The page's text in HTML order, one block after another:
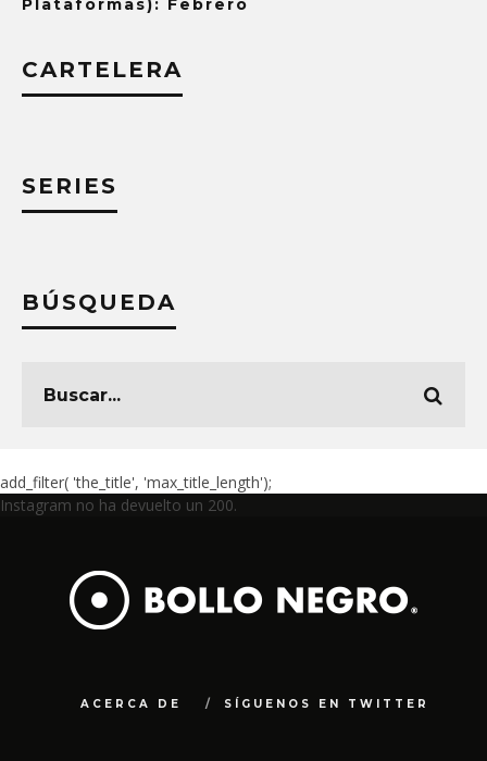
Plataformas): Febrero
CARTELERA
SERIES
BÚSQUEDA
add_filter( 'the_title', 'max_title_length');
Instagram no ha devuelto un 200.
ACERCA DE SÍGUENOS EN TWITTER